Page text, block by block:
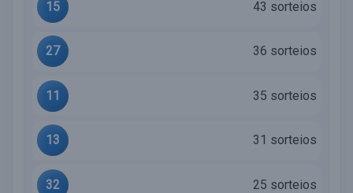
15 43 sorteios
27 36 sorteios
11 35 sorteios
13 31 sorteios
32 25 sorteios